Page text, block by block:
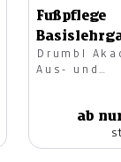
Fußpflege
Diplom
Drumbl
Aus- und
ab